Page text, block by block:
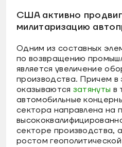
США активно
милитаризацию
Одним из составных
по возвращению
является увеличение
производства. Причем в
оказываются затянуты в
автомобильные
сектора направлена на
секторе производства,
ростом